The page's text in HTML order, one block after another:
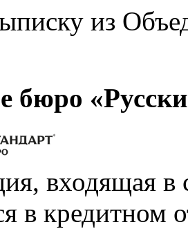
из
бюро
входящая в
в кредитном